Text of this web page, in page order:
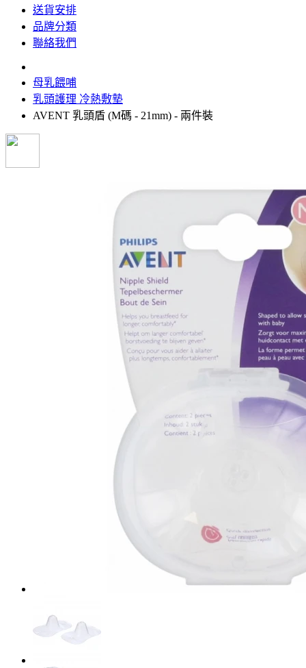
送貨安排
品牌分類
聯絡我們
母乳餵哺
乳頭護理 冷熱敷墊
AVENT 乳頭盾 (M碼 - 21mm) - 兩件裝